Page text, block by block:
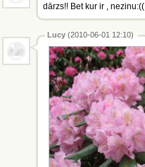
dārzs!! Bet kur ir , nezinu:((
Lucy (2010-06-01 12:10)